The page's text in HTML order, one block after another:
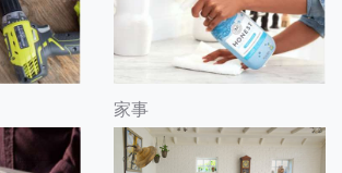
家事